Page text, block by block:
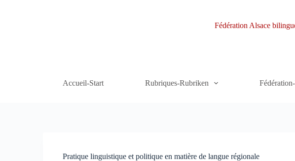
Fédération Alsace
Accueil-Start Rubriques-Rubriken
Pratique linguistique et politique en matière de langue régionale